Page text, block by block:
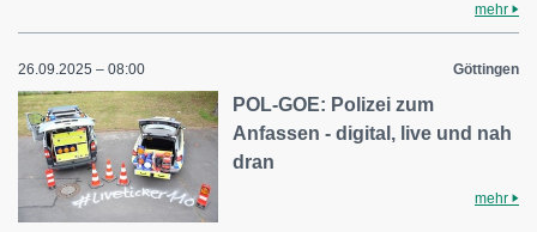
mehr
26.09.2025 – 08:00 Göttingen
POL-GOE: Polizei zum
Anfassen - digital, live und nah
dran
mehr